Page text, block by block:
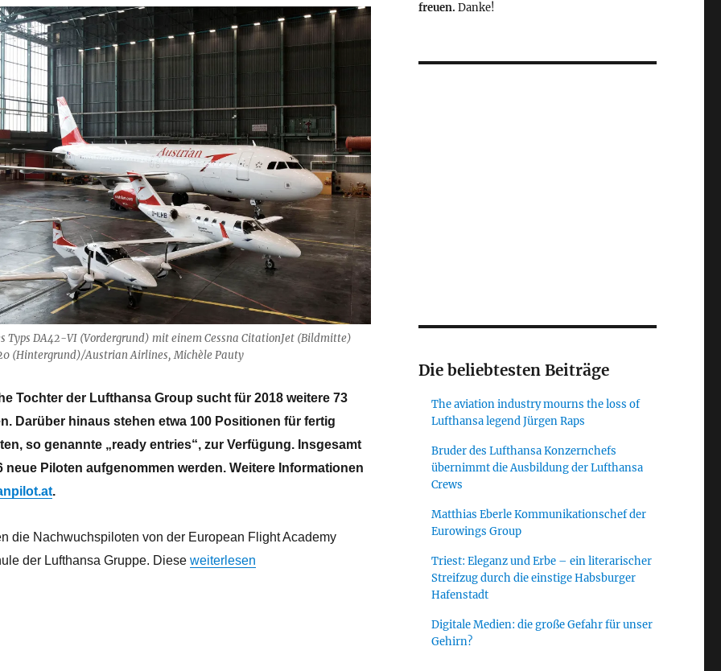
Typs DA42-VI (Vordergrund) mit einem Cessna CitationJet (Bildmitte)
(Hintergrund)/Austrian Airlines, Michèle Pauty
Tochter der Lufthansa Group sucht für 2018 weitere 73
Darüber hinaus stehen etwa 100 Positionen für fertig
so genannte „ready entries“, zur Verfügung. Insgesamt
neue Piloten aufgenommen werden. Weitere Informationen
.
die Nachwuchspiloten von der European Flight Academy
der Lufthansa Gruppe. Diese „Austrian Airlines sucht Piloten“
weiterlesen
freuen. Danke!
Die beliebtesten Beiträge
The aviation industry mourns the loss of
Lufthansa legend Jürgen Raps
Bruder des Lufthansa Konzernchefs
übernimmt die Ausbildung der Lufthansa
Crews
Matthias Eberle Kommunikationschef der
Eurowings Group
Triest: Eleganz und Erbe – ein literarischer
Streifzug durch die einstige Habsburger
Hafenstadt
Digitale Medien: die große Gefahr für unser
Gehirn?